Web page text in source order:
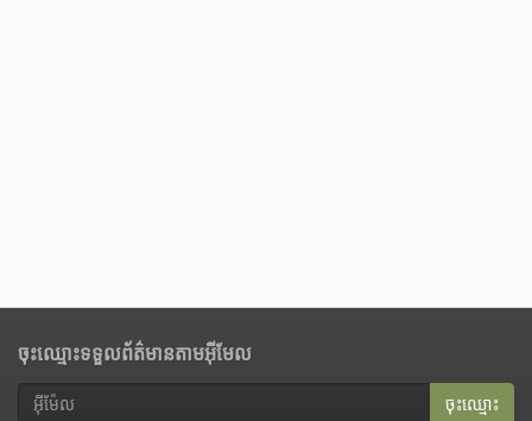
ចុះឈ្មោះទទួលព័ត៌មានតាមអ៊ីមែល
ចុះ​ឈ្មោះ